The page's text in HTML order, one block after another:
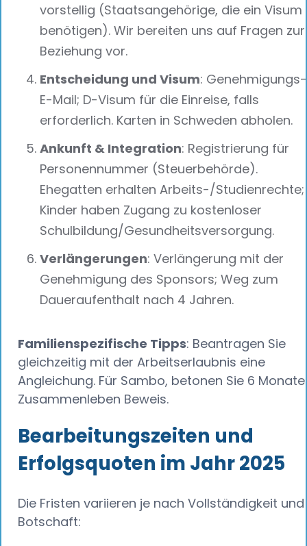
vorstellig (Staatsangehörige, die ein Visum
benötigen). Wir bereiten uns auf Fragen zur
Beziehung vor.
Entscheidung und Visum: Genehmigungs-
E-Mail; D-Visum für die Einreise, falls
erforderlich. Karten in Schweden abholen.
Ankunft & Integration: Registrierung für
Personennummer (Steuerbehörde).
Ehegatten erhalten Arbeits-/Studienrechte;
Kinder haben Zugang zu kostenloser
Schulbildung/Gesundheitsversorgung.
Verlängerungen: Verlängerung mit der
Genehmigung des Sponsors; Weg zum
Daueraufenthalt nach 4 Jahren.
Familienspezifische Tipps: Beantragen Sie
gleichzeitig mit der Arbeitserlaubnis eine
Angleichung. Für Sambo, betonen Sie 6 Monate
Zusammenleben Beweis.
Bearbeitungszeiten und
Erfolgsquoten im Jahr 2025
Die Fristen variieren je nach Vollständigkeit und
Botschaft: